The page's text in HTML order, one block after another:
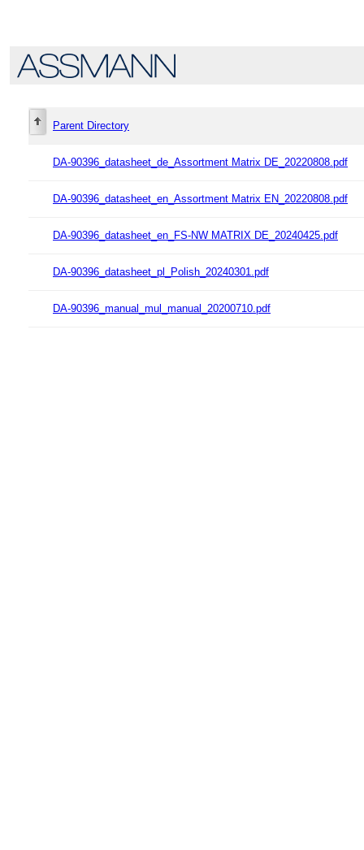
Parent Directory
DA-90396_datasheet_de_Assortment Matrix DE_20220808.pdf
DA-90396_datasheet_en_Assortment Matrix EN_20220808.pdf
DA-90396_datasheet_en_FS-NW MATRIX DE_20240425.pdf
DA-90396_datasheet_pl_Polish_20240301.pdf
DA-90396_manual_mul_manual_20200710.pdf